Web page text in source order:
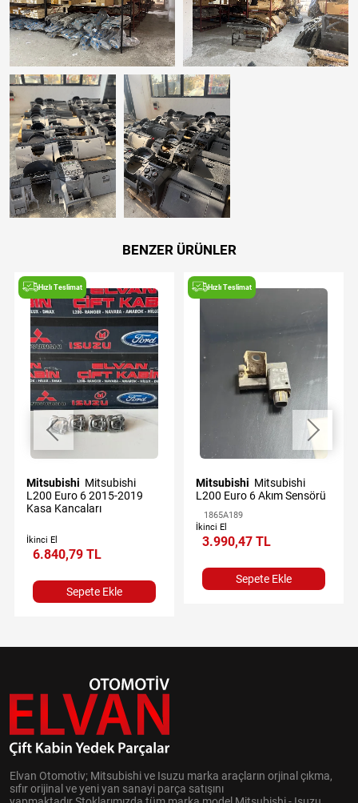
BENZER ÜRÜNLER
Hızlı Teslimat
Mitsubishi
L200 Euro 6 2015-2019
Kasa Kancaları
İkinci El
6.840,79 TL
Sepete Ekle
Hızlı Teslimat
Mitsubishi
L200 Euro 6 Akım Sensörü
1865A189
İkinci El
3.990,47 TL
Sepete Ekle
Elvan Otomotiv; Mitsubishi ve Isuzu marka araçların orjinal çıkma,
sıfır orijinal ve yeni yan sanayi parça satışını